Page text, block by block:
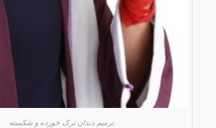
ترمیم دندان ترک خورده و شکسته